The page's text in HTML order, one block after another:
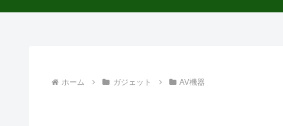
ホーム ガジェット AV機器